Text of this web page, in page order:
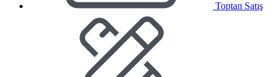
Toptan Satış